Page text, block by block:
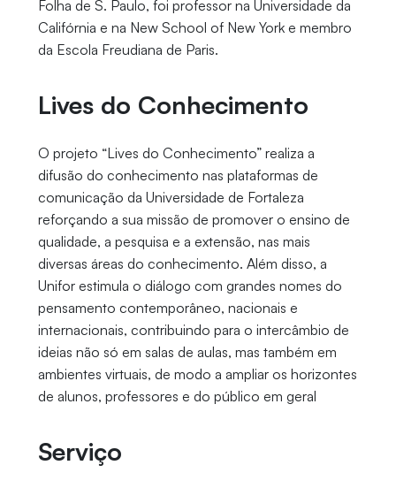
Folha de S. Paulo, foi professor na Universidade da
Califórnia e na New School of New York e membro
da Escola Freudiana de Paris.
Lives do Conhecimento
O projeto “Lives do Conhecimento” realiza a
difusão do conhecimento nas plataformas de
comunicação da Universidade de Fortaleza
reforçando a sua missão de promover o ensino de
qualidade, a pesquisa e a extensão, nas mais
diversas áreas do conhecimento. Além disso, a
Unifor estimula o diálogo com grandes nomes do
pensamento contemporâneo, nacionais e
internacionais, contribuindo para o intercâmbio de
ideias não só em salas de aulas, mas também em
ambientes virtuais, de modo a ampliar os horizontes
de alunos, professores e do público em geral
Serviço